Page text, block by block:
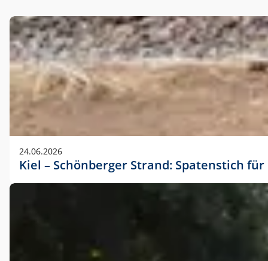
24.06.2026
Kiel – Schönberger Strand: Spatenstich